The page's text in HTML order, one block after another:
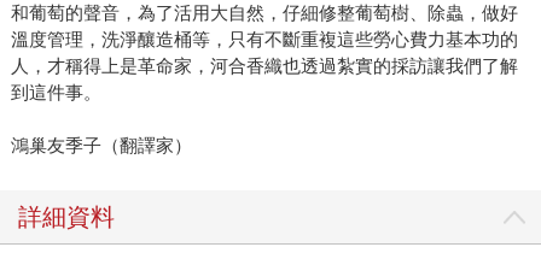
和葡萄的聲音，為了活用大自然，仔細修整葡萄樹、除蟲，做好
溫度管理，洗淨釀造桶等，只有不斷重複這些勞心費力基本功的
人，才稱得上是革命家，河合香織也透過紮實的採訪讓我們了解
到這件事。
鴻巢友季子（翻譯家）
詳細資料